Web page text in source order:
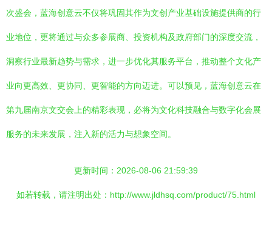
次盛会，蓝海创意云不仅将巩固其作为文创产业基础设施提供商的行
业地位，更将通过与众多参展商、投资机构及政府部门的深度交流，
洞察行业最新趋势与需求，进一步优化其服务平台，推动整个文化产
业向更高效、更协同、更智能的方向迈进。可以预见，蓝海创意云在
第九届南京文交会上的精彩表现，必将为文化科技融合与数字化会展
服务的未来发展，注入新的活力与想象空间。
更新时间：2026-08-06 21:59:39
如若转载，请注明出处：http://www.jldhsq.com/product/75.html